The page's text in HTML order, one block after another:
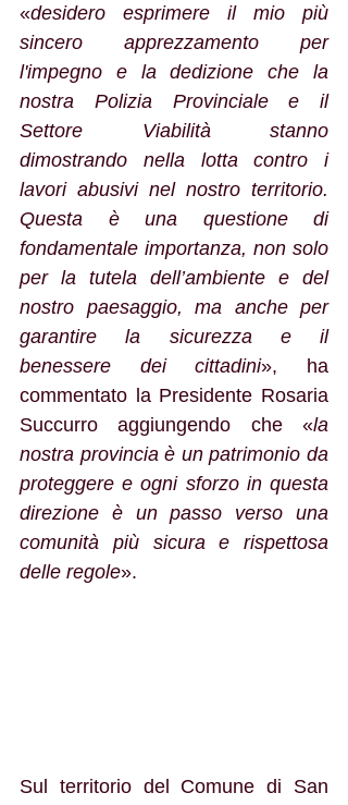
«desidero esprimere il mio più
sincero apprezzamento per
l'impegno e la dedizione che la
nostra Polizia Provinciale e il
Settore Viabilità stanno
dimostrando nella lotta contro i
lavori abusivi nel nostro territorio.
Questa è una questione di
fondamentale importanza, non solo
per la tutela dell’ambiente e del
nostro paesaggio, ma anche per
garantire la sicurezza e il
benessere dei cittadini», ha
commentato la Presidente Rosaria
Succurro aggiungendo che «la
nostra provincia è un patrimonio da
proteggere e ogni sforzo in questa
direzione è un passo verso una
comunità più sicura e rispettosa
delle regole».
Sul territorio del Comune di San